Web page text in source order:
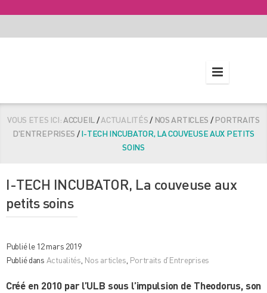
VOUS ETES ICI:ACCUEIL/ACTUALITÉS/NOS ARTICLES /PORTRAITS
D'ENTREPRISES /I-TECH INCUBATOR, LA COUVEUSE AUX PETITS
SOINS
I-TECH INCUBATOR, La couveuse aux
petits soins
Publié le 12 mars 2019
Publié dans Actualités Nos articles Portraits d'Entreprises
Créé en 2010 par l’ULB sous l’impulsion de Theodorus, son